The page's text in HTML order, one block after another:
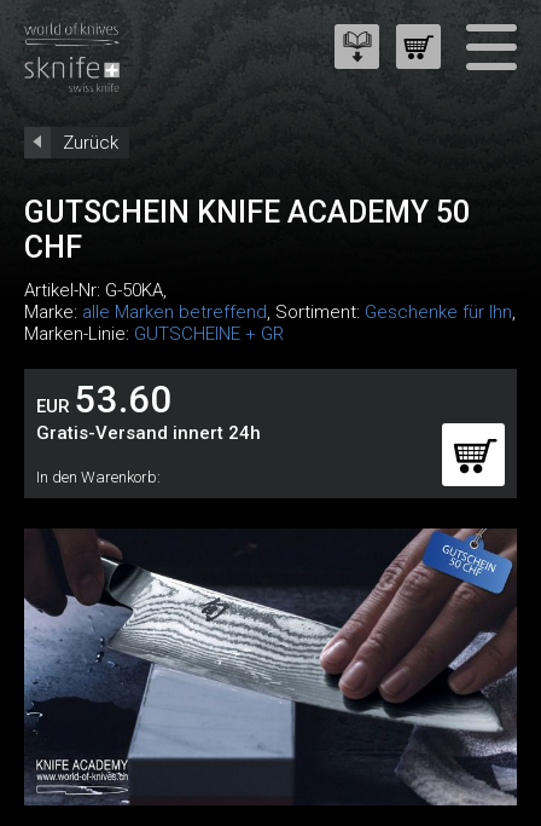
Zurück
GUTSCHEIN KNIFE ACADEMY 50
CHF
Artikel-Nr: G-50KA,
Marke: alle Marken betreffend, Sortiment: Geschenke für Ihn,
Marken-Linie: GUTSCHEINE + GR
EUR 53.60
Gratis-Versand innert 24h
In den Warenkorb: